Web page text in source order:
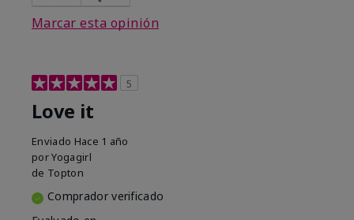
Marcar esta opinión
5
Love it
Enviado Hace 1 año
porYogagirl
de Topton
Comprador verificado